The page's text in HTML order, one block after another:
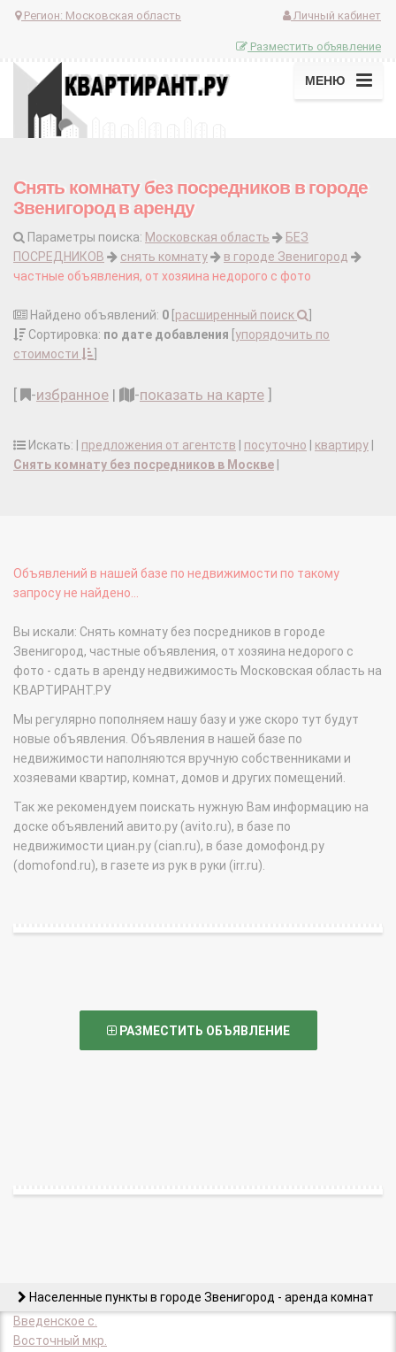
Регион: Московская область Личный кабинет
Разместить объявление
МЕНЮ
Снять комнату без посредников в городе
Звенигород в аренду
Параметры поиска: Московская область
БЕЗ
ПОСРЕДНИКОВ
снять комнату
в городе Звенигород
частные объявления, от хозяина недорого с фото
Найдено объявлений: 0 расширенный поиск
Сортировка: по дате добавления упорядочить по
стоимости
-избранное | -показать на карте
Искать: | предложения от агентств посуточно квартиру
Снять комнату без посредников в Москве
Объявлений в нашей базе по недвижимости по такому
запросу не найдено...
Вы искали: Снять комнату без посредников в городе
Звенигород, частные объявления, от хозяина недорого с
фото - сдать в аренду недвижимость Московская область на
КВАРТИРАНТ.РУ
Мы регулярно пополняем нашу базу и уже скоро тут будут
новые объявления. Объявления в нашей базе по
недвижимости наполняются вручную собственниками и
хозяевами квартир, комнат, домов и других помещений.
Так же рекомендуем поискать нужную Вам информацию на
доске объявлений авито.ру (avito.ru), в базе по
недвижимости циан.ру (cian.ru), в базе домофонд.ру
(domofond.ru), в газете из рук в руки (irr.ru).
РАЗМЕСТИТЬ ОБЪЯВЛЕНИЕ
Населенные пункты в городе Звенигород - аренда комнат
Введенское с.
Восточный мкр.